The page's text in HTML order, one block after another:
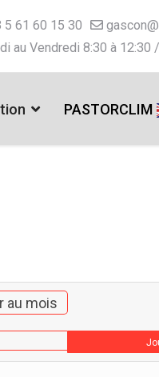
5 61 60 15 30
au Vendredi 8:30 à 12:30
PASTORCLIM
au mois